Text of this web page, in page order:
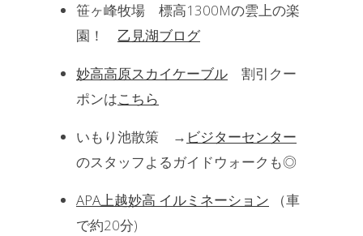
笹ヶ峰牧場 標高1300Mの雲上の楽
園！ 乙見湖ブログ
妙高高原スカイケーブル 割引クー
ポンはこちら
いもり池散策 → ビジターセンター
のスタッフよるガイドウォークも◎
APA上越妙高 イルミネーション （車
で約20分)